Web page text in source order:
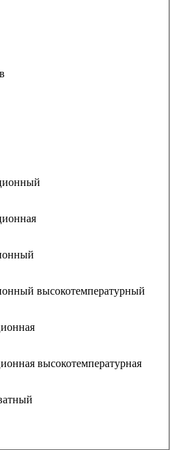
высокотемпературный
высокотемпературная